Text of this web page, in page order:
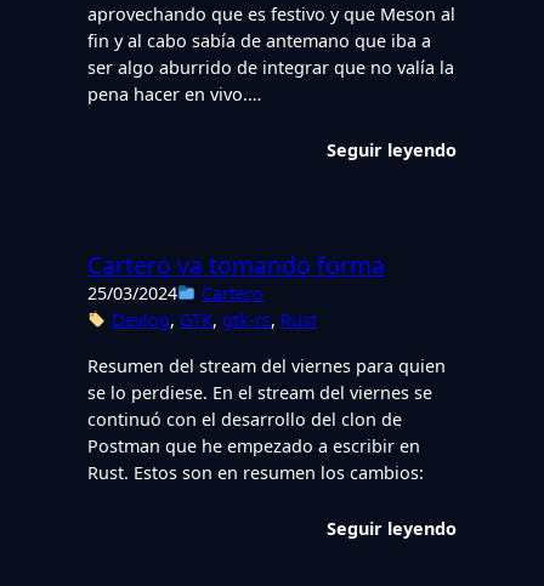
aprovechando que es festivo y que Meson al
fin y al cabo sabía de antemano que iba a
ser algo aburrido de integrar que no valía la
pena hacer en vivo.…
Seguir leyendo
Cartero va tomando forma
25/03/2024
Cartero
Devlog, GTK, gtk-rs, Rust
Resumen del stream del viernes para quien
se lo perdiese. En el stream del viernes se
continuó con el desarrollo del clon de
Postman que he empezado a escribir en
Rust. Estos son en resumen los cambios:
Seguir leyendo